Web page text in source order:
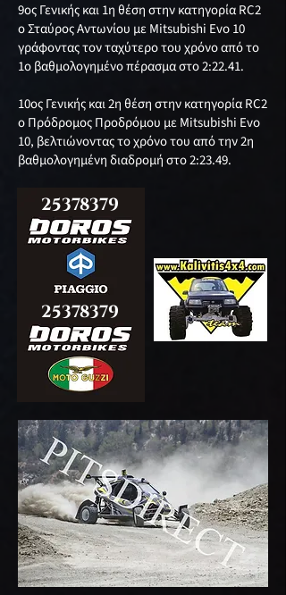
9ος Γενικής και 1η θέση στην κατηγορία RC2
ο Σταύρος Αντωνίου με Mitsubishi Evo 10
γράφοντας τον ταχύτερο του χρόνο από το
1ο βαθμολογημένο πέρασμα στο 2:22.41.
10ος Γενικής και 2η θέση στην κατηγορία RC2
ο Πρόδρομος Προδρόμου με Mitsubishi Evo
10, βελτιώνοντας το χρόνο του από την 2η
βαθμολογημένη διαδρομή στο 2:23.49.
25378379
25378379